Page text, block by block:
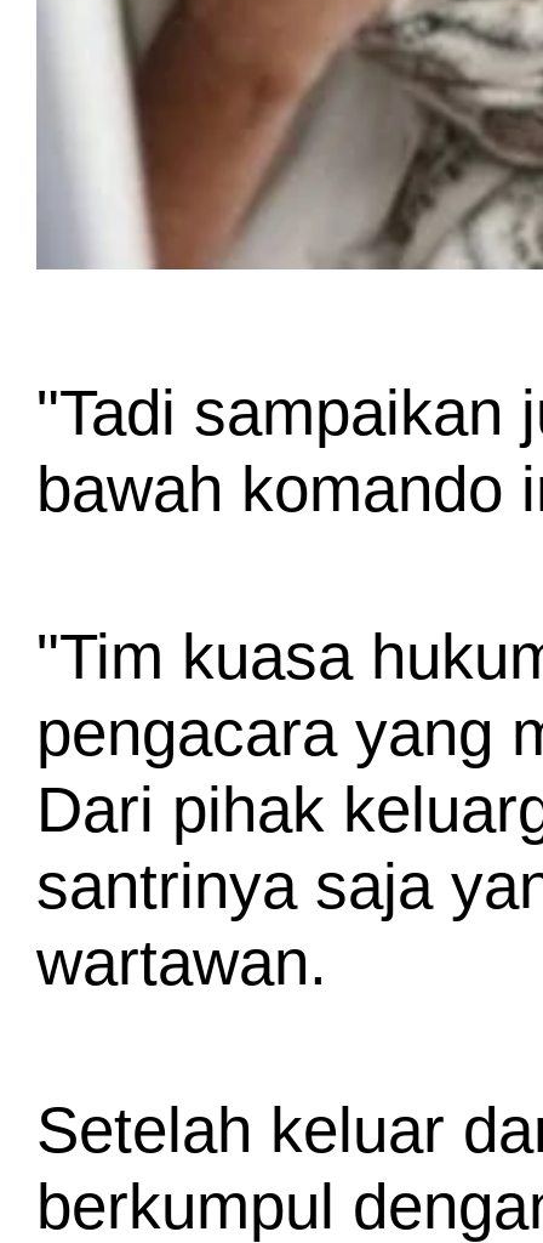
"Tadi sampaikan
bawah komando
"Tim kuasa
pengacara yang
Dari pihak
santrinya saja
wartawan.
Setelah keluar
berkumpul